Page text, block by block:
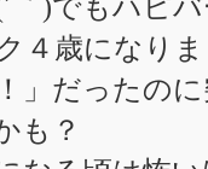
｀)でもハピ
４歳になり
」だったの
も？